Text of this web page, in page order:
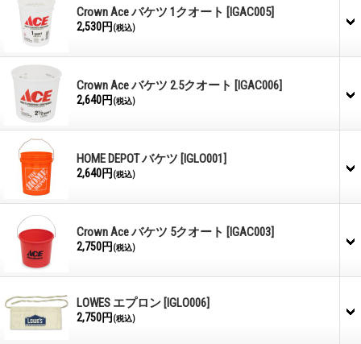
Crown Ace バケツ 1クオート [IGAC005]
2,530円 (税込)
Crown Ace バケツ 2.5クオート [IGAC006]
2,640円 (税込)
HOME DEPOT バケツ [IGLO001]
2,640円 (税込)
Crown Ace バケツ 5クオート [IGAC003]
2,750円 (税込)
LOWES エプロン [IGLO006]
2,750円 (税込)